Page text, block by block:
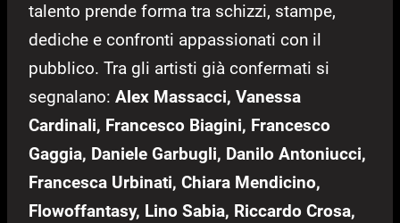
talento prende forma tra schizzi, stampe,
dediche e confronti appassionati con il
pubblico. Tra gli artisti già confermati si
segnalano: Alex Massacci, Vanessa
Cardinali, Francesco Biagini, Francesco
Gaggia, Daniele Garbugli, Danilo Antoniucci,
Francesca Urbinati, Chiara Mendicino,
Flowoffantasy, Lino Sabia, Riccardo Crosa,